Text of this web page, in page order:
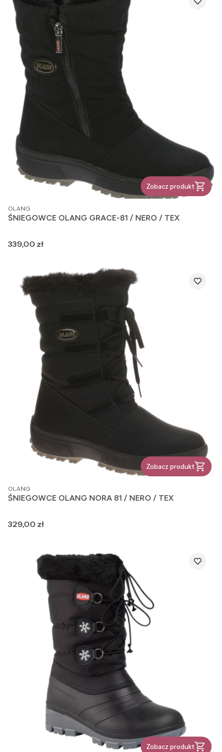
Zobacz produkt
PRODUCENT
OLANG
ŚNIEGOWCE OLANG GRACE-81 / NERO / TEX
Cena
339,00 zł
Zobacz produkt
PRODUCENT
OLANG
ŚNIEGOWCE OLANG NORA 81 / NERO / TEX
Cena
329,00 zł
Zobacz produkt